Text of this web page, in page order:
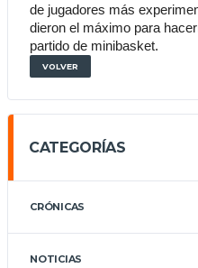
de jugadores más
dieron el máximo para
partido de minibasket.
VOLVER
CATEGORÍAS
CRÓNICAS
NOTICIAS